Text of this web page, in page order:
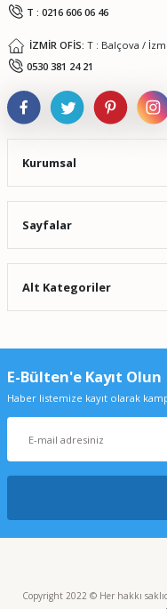
VELP OHS 100 Digital Mekanik
0,00 TL
VELP OHS 60 Digital Mekanik
0,00 TL
T : 0216 606 06 46
İZMİR OFİS: T : Balçova /
0530 381 24 21
Kurumsal
Sayfalar
Alt Kategoriler
E-Bülten'e Kayıt Olun
Haber listemize kayıt olarak
Copyright 2022 © Her hakkı